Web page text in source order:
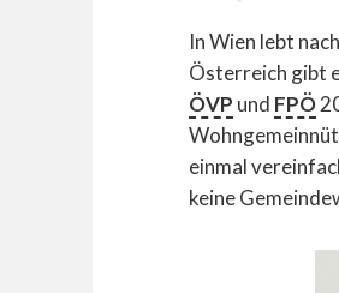
In Wien lebt
Österreich gibt
ÖVP und FPÖ
einmal
keine